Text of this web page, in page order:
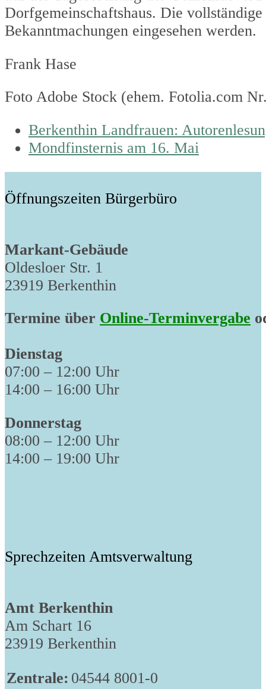
Dorfgemeinschaftshaus. Die
Bekanntmachungen eingesehen werden.
Frank Hase
Foto Adobe Stock (ehem. Fotolia.com
previous
post:
Berkenthin Landfrauen:
next
Mondfinsternis am 16. Mai
Öffnungszeiten Bürgerbüro
Markant-Gebäude
Oldesloer Str. 1
23919 Berkenthin
Termine über Online-Terminvergabe
Dienstag
07:00 – 12:00 Uhr
14:00 – 16:00 Uhr
Donnerstag
08:00 – 12:00 Uhr
14:00 – 19:00 Uhr
Sprechzeiten Amtsverwaltung
Amt Berkenthin
Am Schart 16
23919 Berkenthin
Zentrale: 04544 8001-0